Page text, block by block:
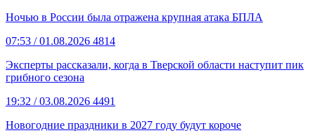
Ночью в России была отражена крупная атака БПЛА
07:53 / 01.08.2026 4814
Эксперты рассказали, когда в Тверской области наступит пик
грибного сезона
19:32 / 03.08.2026 4491
Новогодние праздники в 2027 году будут короче